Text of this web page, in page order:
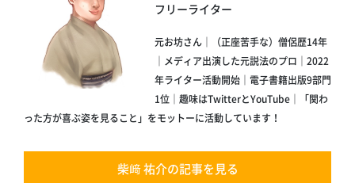
フリーライター
元お坊さん｜（正座苦手な）僧侶歴14年
｜メディア出演した元説法のプロ｜2022
年ライター活動開始｜電子書籍出版9部門
1位｜趣味はTwitterとYouTube｜「関わ
った方が喜ぶ姿を見ること」をモットーに活動しています！
柴﨑 祐介の記事を見る